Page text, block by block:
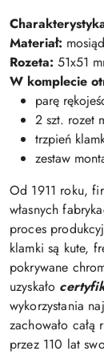
Materiał:
Rozeta: 51x51
W komplecie
parę
2 szt. rozet
trzpień
zestaw
Od 1911 roku,
własnych
proces
klamki są kute,
pokrywane
uzyskało
wykorzystania
zachowało
przez 110 lat